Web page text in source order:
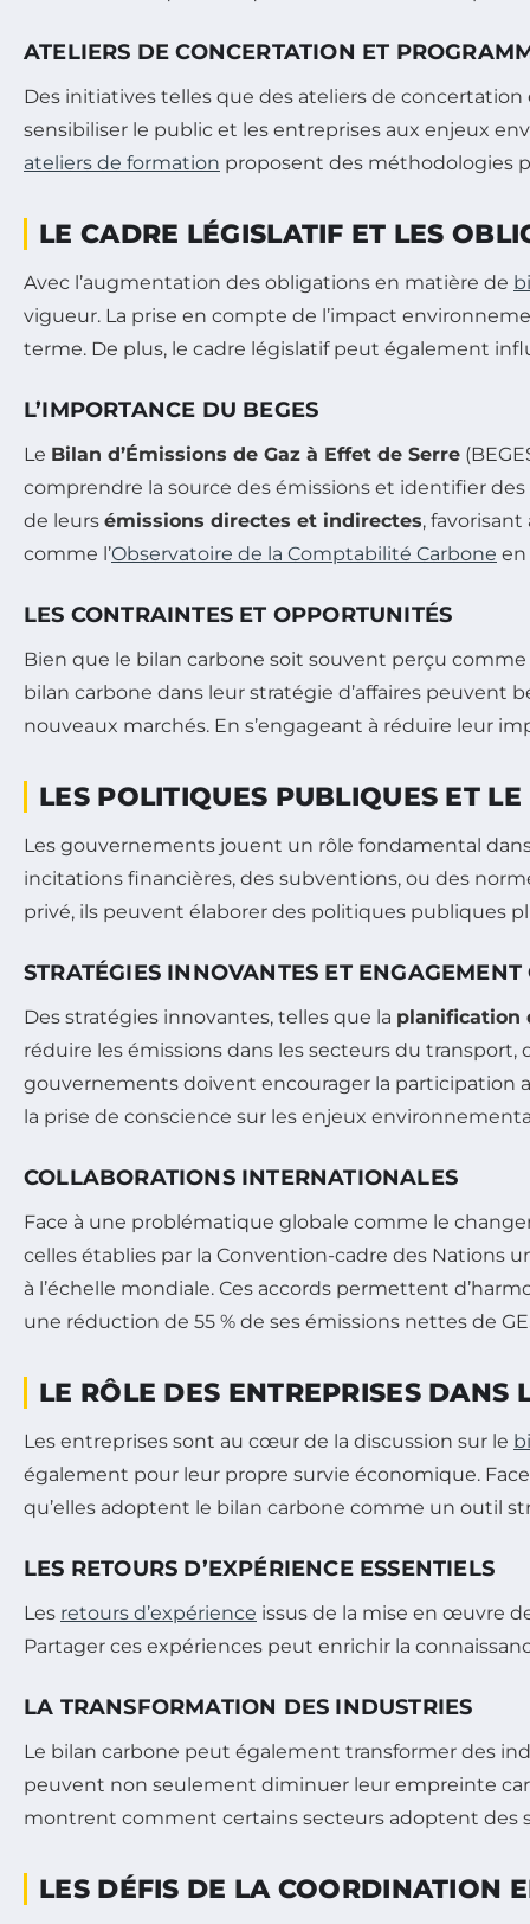
ATELIERS DE CONCERTATION ET
Des initiatives telles que des ateliers de
sensibiliser le public et les entreprises aux enjeux
ateliers de formation proposent des méthodologies
LE CADRE LÉGISLATIF ET LES
Avec l’augmentation des obligations en matière de
vigueur. La prise en compte de l’impact
terme. De plus, le cadre législatif peut également
L’IMPORTANCE DU BEGES
Le Bilan d’Émissions de Gaz à Effet de Serre
comprendre la source des émissions et identifier
de leurs émissions directes et indirectes,
comme l’Observatoire de la Comptabilité Carbone en
LES CONTRAINTES ET OPPORTUNITÉS
Bien que le bilan carbone soit souvent perçu
bilan carbone dans leur stratégie d’affaires peuvent
nouveaux marchés. En s’engageant à réduire leur
LES POLITIQUES PUBLIQUES ET
Les gouvernements jouent un rôle fondamental
incitations financières, des subventions, ou des
privé, ils peuvent élaborer des politiques publiques
STRATÉGIES INNOVANTES ET ENGAGEMENT
Des stratégies innovantes, telles que la planification
réduire les émissions dans les secteurs du
gouvernements doivent encourager la participation
la prise de conscience sur les enjeux
COLLABORATIONS INTERNATIONALES
Face à une problématique globale comme le
celles établies par la Convention-cadre des Nations
à l’échelle mondiale. Ces accords permettent
une réduction de 55 % de ses émissions nettes de
LE RÔLE DES ENTREPRISES
Les entreprises sont au cœur de la discussion sur le
également pour leur propre survie économique.
qu’elles adoptent le bilan carbone comme un outil
LES RETOURS D’EXPÉRIENCE ESSENTIELS
Les retours d’expérience issus de la mise en œuvre
Partager ces expériences peut enrichir la
LA TRANSFORMATION DES INDUSTRIES
Le bilan carbone peut également transformer des
peuvent non seulement diminuer leur empreinte
montrent comment certains secteurs adoptent des
LES DÉFIS DE LA COORDINATION